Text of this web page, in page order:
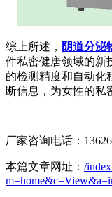
综上所述， 阴道分泌
件私密健唐领域的新
的检测精度和自动化
断信息，为女性的私
厂家咨询电话：
本篇文章网址： /